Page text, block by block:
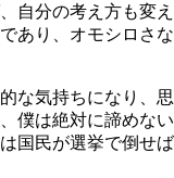
自分の考え方も変え
あり、オモシロさな
な気持ちになり、思
僕は絶対に諦めない
国民が選挙で倒せば